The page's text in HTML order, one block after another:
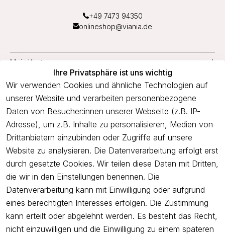
Ihre Privatsphäre ist uns wichtig
Wir verwenden Cookies und ähnliche Technologien auf
unserer Website und verarbeiten personenbezogene
Daten von Besucher:innen unserer Webseite (z.B. IP-
Adresse), um z.B. Inhalte zu personalisieren, Medien von
Drittanbietern einzubinden oder Zugriffe auf unsere
Website zu analysieren. Die Datenverarbeitung erfolgt erst
durch gesetzte Cookies. Wir teilen diese Daten mit Dritten,
die wir in den Einstellungen benennen. Die
Datenverarbeitung kann mit Einwilligung oder aufgrund
eines berechtigten Interesses erfolgen. Die Zustimmung
kann erteilt oder abgelehnt werden. Es besteht das Recht,
nicht einzuwilligen und die Einwilligung zu einem späteren
+49 7473 94350
onlineshop@viania.de
Mein Konto
Service
Unternehmen
Newsletter
Freue dich über 5€ Rabatt bei deiner nächsten Bestellung und
profitiere von Angeboten.
Newsletter abonnieren